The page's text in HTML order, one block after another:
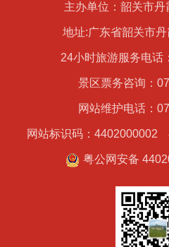
主办单位：韶关市
地址:广东省韶关市
24小时旅游服务电话
景区票务咨询：
网站维护电话：
网站标识码：4402000002
粤公网安备